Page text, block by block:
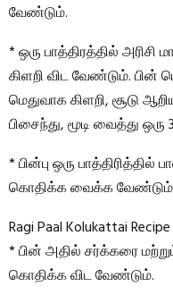
வேண்டும்.
* ஒரு பாத்திரத்தில் அரிசி
கிளறி விட வேண்டும். பின்
மெதுவாக கிளறி, சூடு
பிசைந்து, மூடி வைத்து
* பின்பு ஒரு பாத்திரித்தில்
கொதிக்க வைக்க
Ragi Paal Kolukattai
* பின் அதில் சர்க்கரை
கொதிக்க விட வேண்டும்.